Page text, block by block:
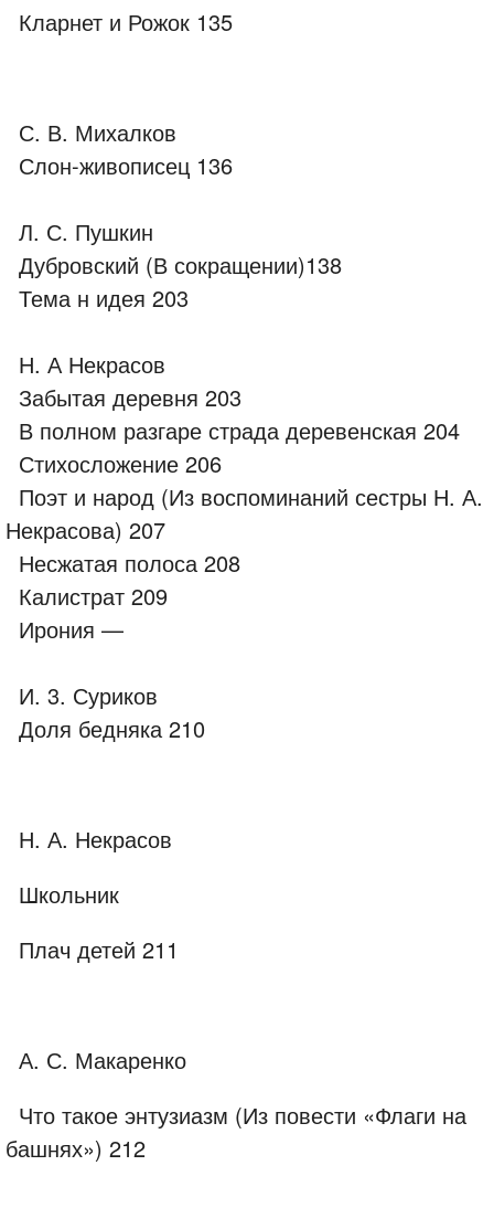
Кларнет и Рожок 135
С. В. Михалков
Слон-живописец 136
Л. С. Пушкин
Дубровский (В сокращении)138
Тема н идея 203
Н. А Некрасов
Забытая деревня 203
В полном разгаре страда деревенская 204
Стихосложение 206
Поэт и народ (Из воспоминаний сестры Н. А.
Некрасова) 207
Несжатая полоса 208
Калистрат 209
Ирония —
И. 3. Суриков
Доля бедняка 210
Н. А. Некрасов
Школьник
Плач детей 211
А. С. Макаренко
Что такое энтузиазм (Из повести «Флаги на
башнях») 212